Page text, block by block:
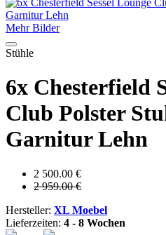
Mehr Bilder
Stühle
6x Chesterfield
Club Polster
Garnitur Lehn
2 500.00 €
2 959.00 €
Hersteller: XL Moebel
Lieferzeiten: 4 - 8 Wochen